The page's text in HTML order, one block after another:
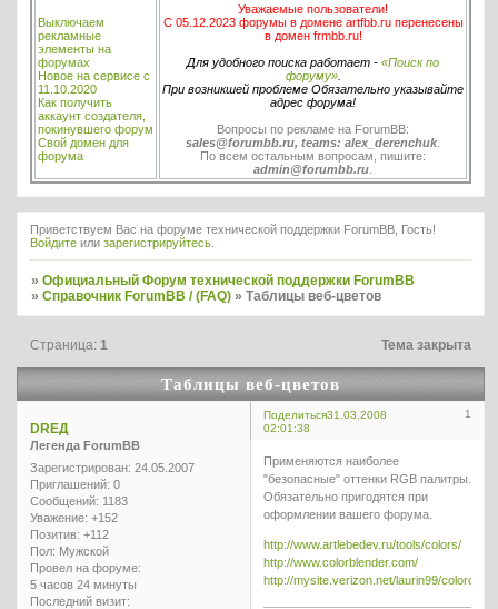
Выключаем
рекламные
элементы на
форумах
Новое на сервисе с
11.10.2020
Как получить
аккаунт создателя,
покинувшего форум
Свой домен для
форума
Уважаемые пользователи!
С 05.12.2023 форумы в домене artfbb.ru перенесены
в домен frmbb.ru!
Для удобного поиска работает - «Поиск по
форуму».
При возникшей проблеме Обязательно указывайте
адрес форума!
Вопросы по рекламе на ForumBB:
sales@forumbb.ru, teams: alex_derenchuk
По всем остальным вопросам, пишите:
admin@forumbb.ru
Приветствуем Вас на форуме технической поддержки ForumBB, Гость!
Войдите или зарегистрируйтесь
»Официальный Форум технической поддержки ForumBB
»Справочник ForumBB / (FAQ) »Таблицы веб-цветов
Таблицы веб-цветов
Страница:1 Тема закрыта
Поделиться 1
31.03.2008
02:01:38
DREД
Легенда ForumBB
Зарегистрирован: 24.05.2007
Приглашений: 0
Сообщений: 1183
Уважение: +152
Позитив: +112
Пол: Мужской
Провел на форуме:
5 часов 24 минуты
Последний визит:
Применяются наиболее
"безопасные" оттенки RGB палитры.
Обязательно пригодятся при
оформлении вашего форума.
http://www.artlebedev.ru/tools/colors/
http://www.colorblender.com/
http://mysite.verizon.net/laurin99/